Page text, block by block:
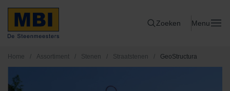
Zoeken Menu
Home / Assortiment / Stenen / Straatstenen / GeoStructura